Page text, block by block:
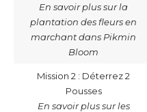
En savoir plus sur la
plantation des fleurs en
marchant dans Pikmin
Bloom
Mission 2 : Déterrez 2
Pousses
En savoir plus sur les